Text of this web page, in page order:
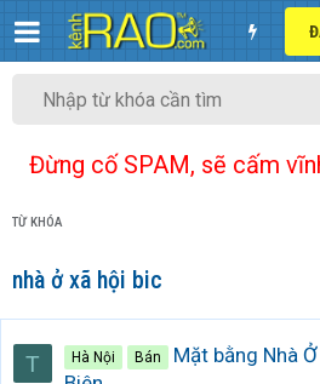
Đừng cố SPAM, sẽ cấm
TỪ KHÓA
nhà ở xã hội bic
T Hà Nội Bán
Mặt bằng Nhà